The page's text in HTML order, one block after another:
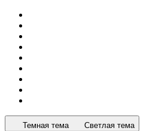
Темная тема Светлая тема